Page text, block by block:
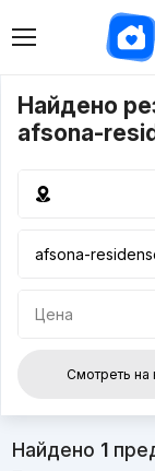
Найдено
afsona-
Цена
Смотреть на
Найдено 1